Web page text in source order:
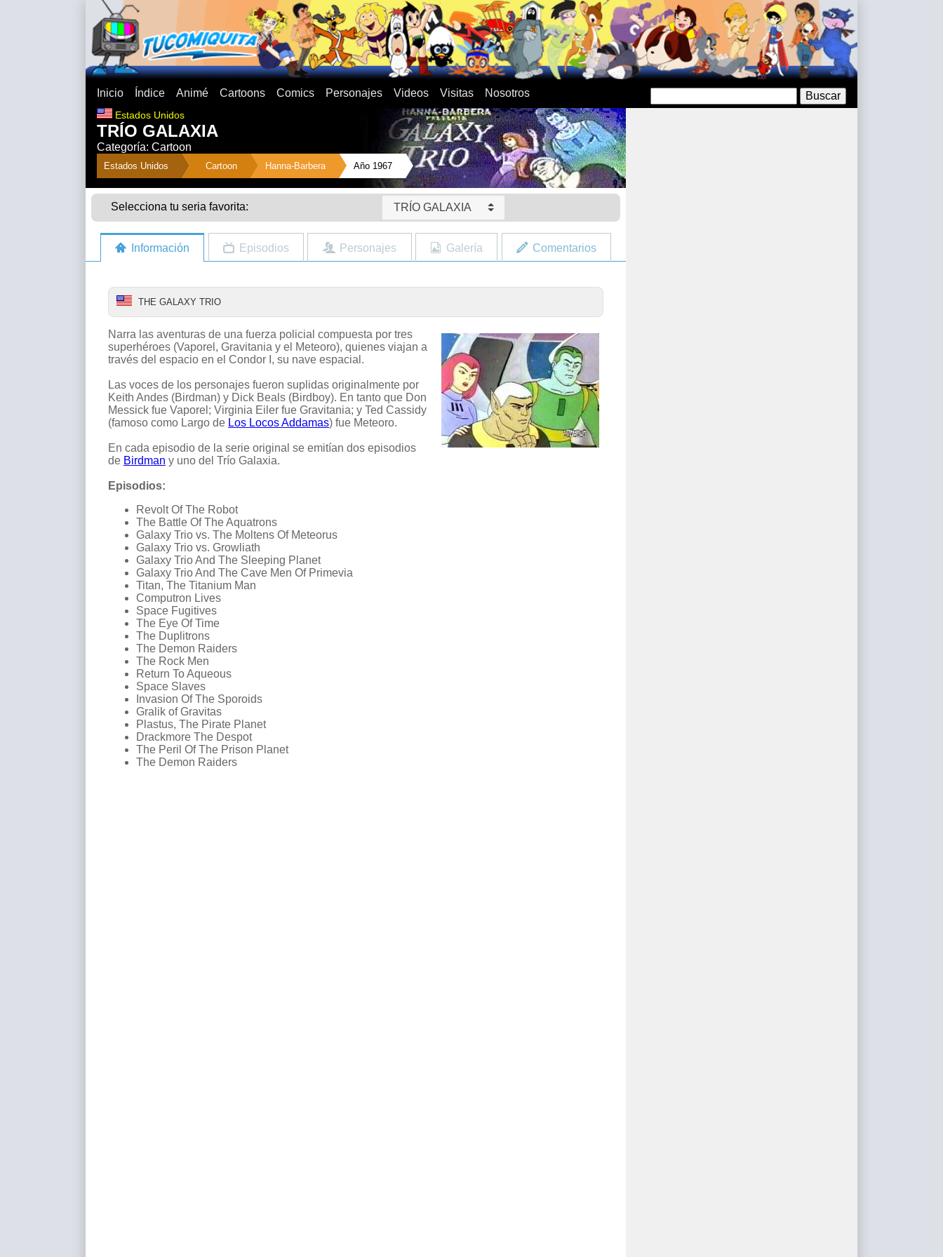
Inicio Índice Animé Cartoons Comics Personajes Videos Visitas Nosotros
Estados Unidos
TRÍO GALAXIA
Categoría: Cartoon
Estados Unidos Cartoon Hanna-Barbera Año 1967
Selecciona tu seria favorita: TRÍO GALAXIA
Información Episodios Personajes Galería Comentarios
THE GALAXY TRIO
Narra las aventuras de una fuerza policial compuesta por tres
superhéroes (Vaporel, Gravitania y el Meteoro), quienes viajan a
través del espacio en el Condor I, su nave espacial.
Las voces de los personajes fueron suplidas originalmente por
Keith Andes (Birdman) y Dick Beals (Birdboy). En tanto que Don
Messick fue Vaporel; Virginia Eiler fue Gravitania; y Ted Cassidy
(famoso como Largo de Los Locos Addamas) fue Meteoro.
En cada episodio de la serie original se emitían dos episodios
de Birdman y uno del Trío Galaxia.
Episodios:
Revolt Of The Robot
The Battle Of The Aquatrons
Galaxy Trio vs. The Moltens Of Meteorus
Galaxy Trio vs. Growliath
Galaxy Trio And The Sleeping Planet
Galaxy Trio And The Cave Men Of Primevia
Titan, The Titanium Man
Computron Lives
Space Fugitives
The Eye Of Time
The Duplitrons
The Demon Raiders
The Rock Men
Return To Aqueous
Space Slaves
Invasion Of The Sporoids
Gralik of Gravitas
Plastus, The Pirate Planet
Drackmore The Despot
The Peril Of The Prison Planet
The Demon Raiders